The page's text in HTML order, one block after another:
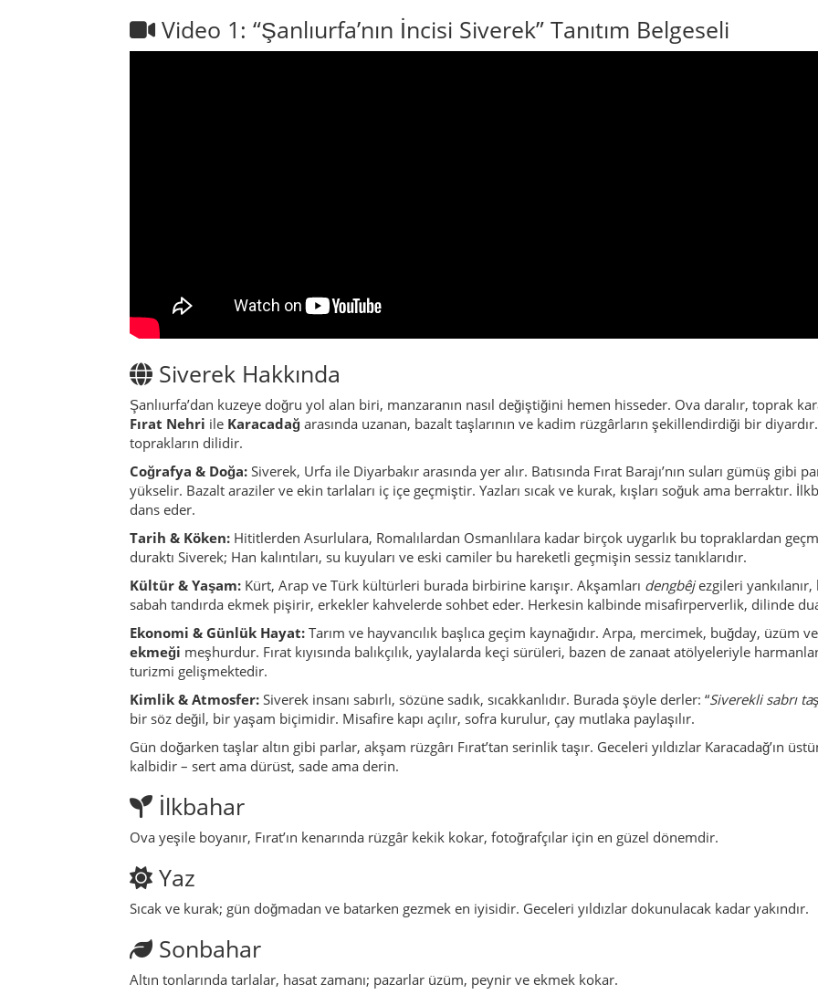
duraktı Siverek; Han kalıntıları, su kuyuları ve eski camiler bu hareketli geçmişin sessiz tanıklarıdır.
Kültür & Yaşam:
sabah tandırda ekmek pişirir, erkekler kahvelerde sohbet eder. Herkesin kalbinde misafirperverlik, dilinde
Ekonomi & Günlük Hayat:Tarım ve hayvancılık başlıca geçim kaynağıdır. Arpa, mercimek, buğday, üzüm
ekmeği
turizmi gelişmektedir.
Kimlik & Atmosfer:
Siverek insanı sabırlı, sözüne sadık, sıcakkanlıdır. Burada şöyle derler: “ Siverekli sabrı
bir söz değil, bir yaşam biçimidir. Misafire kapı açılır, sofra kurulur, çay mutlaka paylaşılır.
Gün doğarken taşlar altın gibi parlar, akşam rüzgârı Fırat’tan serinlik taşır. Geceleri yıldızlar Karacadağ’ın
kalbidir – sert ama dürüst, sade ama derin.
İlkbahar
Ova yeşile boyanır, Fırat’ın kenarında rüzgâr kekik kokar, fotoğrafçılar için en güzel dönemdir.
Yaz
Sıcak ve kurak; gün doğmadan ve batarken gezmek en iyisidir. Geceleri yıldızlar dokunulacak kadar yakındır.
Sonbahar
Altın tonlarında tarlalar, hasat zamanı; pazarlar üzüm, peynir ve ekmek kokar.
Kış
Gezilecek Yerler
Karacadağ Yaylası:
Tarihi Han Kalıntıları:
Kervan yollarının sessiz tanıkları, taş işlemeleriyle dikkat çeker.
Baraj Kıyısı:Piknik alanları, balık tutma noktaları, dingin manzaralar.
Yöresel Lezzetler & Deneyimler
Siverek Peyniri & Tandır Ekmeği:Doğal, tuzlu, taş kokulu bir lezzet mirası.